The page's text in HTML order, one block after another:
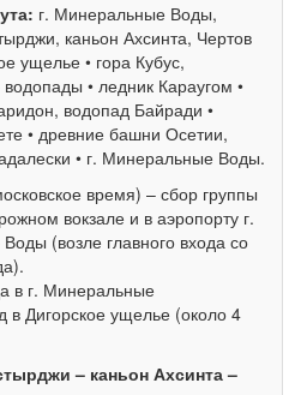
г. Минеральные Воды,
каньон Ахсинта, Чертов
ущелье • гора Кубус,
• ледник Караугом •
водопад Байради •
• древние башни Осетии,
• г. Минеральные Воды.
время) – сбор группы
вокзале и в аэропорту г.
(возле главного входа со
в г. Минеральные
в Дигорское ущелье (около 4
– каньон Ахсинта–